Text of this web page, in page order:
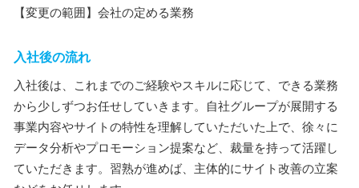
【変更の範囲】会社の定める業務
入社後の流れ
入社後は、これまでのご経験やスキルに応じて、できる業務
から少しずつお任せしていきます。自社グループが展開する
事業内容やサイトの特性を理解していただいた上で、徐々に
データ分析やプロモーション提案など、裁量を持って活躍し
ていただきます。習熟が進めば、主体的にサイト改善の立案